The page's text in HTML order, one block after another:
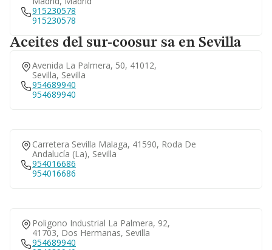
915230578
915230578
Aceites del sur-coosur sa en Sevilla
Avenida La Palmera, 50, 41012,
Sevilla, Sevilla
954689940
954689940
Carretera Sevilla Malaga, 41590, Roda De
Andalucía (la), Sevilla
954016686
954016686
Poligono Industrial La Palmera, 92,
41703, Dos Hermanas, Sevilla
954689940